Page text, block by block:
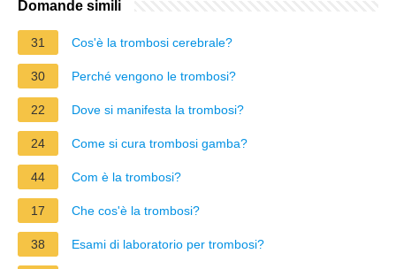
Domande simili
31 Cos'è la trombosi cerebrale?
30 Perché vengono le trombosi?
22 Dove si manifesta la trombosi?
24 Come si cura trombosi gamba?
44 Com è la trombosi?
17 Che cos'è la trombosi?
38 Esami di laboratorio per trombosi?